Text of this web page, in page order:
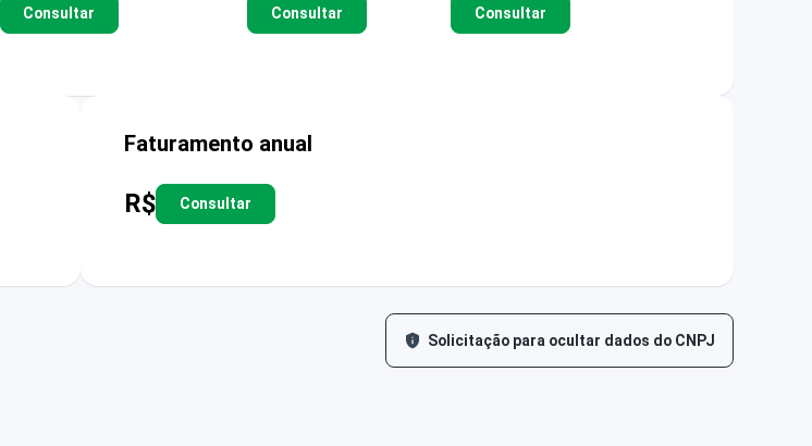
Consultar Consultar Consultar
Faturamento anual
R$ Consultar
Solicitação para ocultar dados do CNPJ